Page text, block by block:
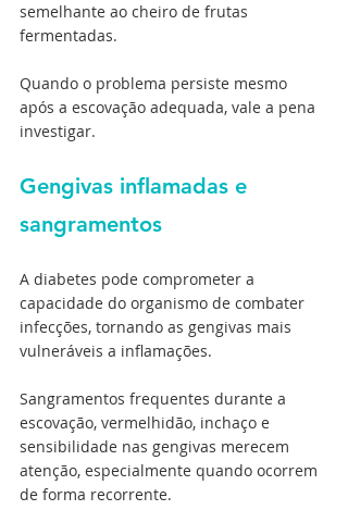
semelhante ao cheiro de frutas
fermentadas.
Quando o problema persiste mesmo
após a escovação adequada, vale a pena
investigar.
Gengivas inflamadas e
sangramentos
A diabetes pode comprometer a
capacidade do organismo de combater
infecções, tornando as gengivas mais
vulneráveis a inflamações.
Sangramentos frequentes durante a
escovação, vermelhidão, inchaço e
sensibilidade nas gengivas merecem
atenção, especialmente quando ocorrem
de forma recorrente.